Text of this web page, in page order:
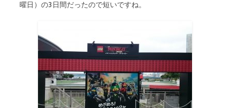
曜日）の3日間だったので短いですね。